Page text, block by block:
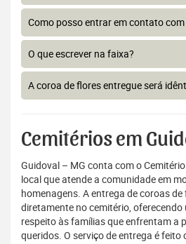
Como posso entrar em contato com
O que escrever na faixa?
A coroa de flores entregue será
Cemitérios em
Guidoval – MG conta com o
local que atende a comunidade em
homenagens. A entrega de coroas de
diretamente no cemitério,
respeito às famílias que enfrentam a
queridos. O serviço de entrega é feito